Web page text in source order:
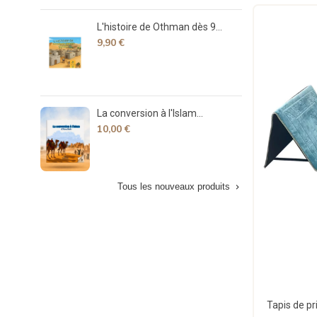
L'histoire de Othman dès 9...
9,90 €
La conversion à l'Islam...
10,00 €
La
Tous les nouveaux produits 